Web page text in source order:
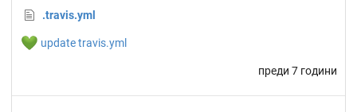
.travis.yml
💚 update travis.yml
преди 7 години